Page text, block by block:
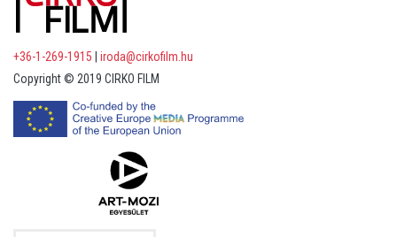
+36-1-269-1915
iroda@cirkofilm.hu
Copyright © 2019 CIRKO FILM